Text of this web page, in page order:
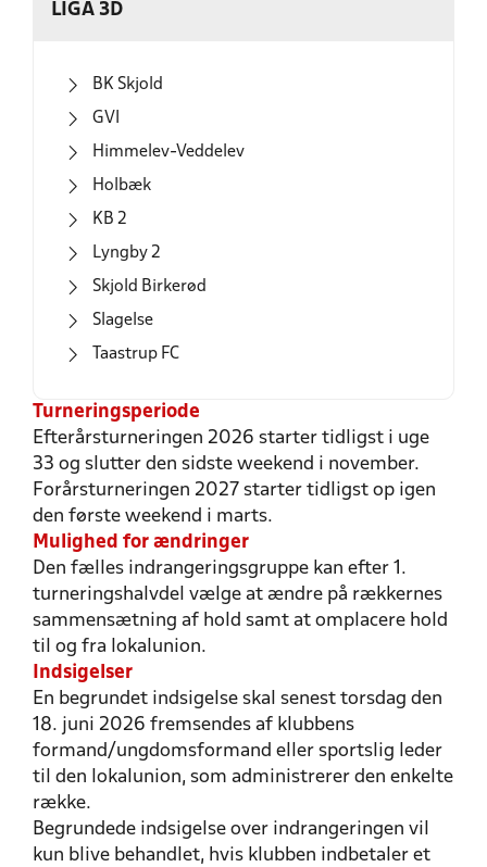
LIGA 3D
BK Skjold
GVI
Himmelev-Veddelev
Holbæk
KB 2
Lyngby 2
Skjold Birkerød
Slagelse
Taastrup FC
Turneringsperiode
Efterårsturneringen 2026 starter tidligst i uge
33 og slutter den sidste weekend i november.
Forårsturneringen 2027 starter tidligst op igen
den første weekend i marts.
Mulighed for ændringer
Den fælles indrangeringsgruppe kan efter 1.
turneringshalvdel vælge at ændre på rækkernes
sammensætning af hold samt at omplacere hold
til og fra lokalunion.
Indsigelser
En begrundet indsigelse skal senest torsdag den
18. juni 2026 fremsendes af klubbens
formand/ungdomsformand eller sportslig leder
til den lokalunion, som administrerer den enkelte
række.
Begrundede indsigelse over indrangeringen vil
kun blive behandlet, hvis klubben indbetaler et